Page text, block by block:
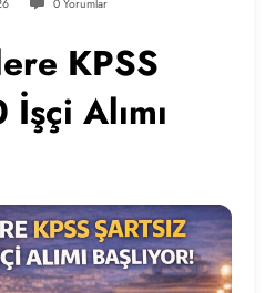
0 Yorumlar
KPSS
Alımı